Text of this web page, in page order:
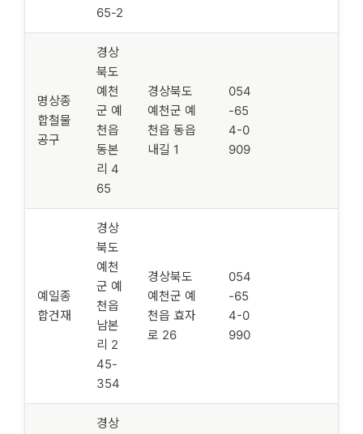
65-2
명상종
합철물
공구
경상
북도
예천
군 예
천읍
동본
리 4
65
경상북도
예천군 예
천읍 동읍
내길 1
054
-65
4-0
909
예일종
합건재
경상
북도
예천
군 예
천읍
남본
리 2
45-
354
경상북도
예천군 예
천읍 효자
로 26
054
-65
4-0
990
경상